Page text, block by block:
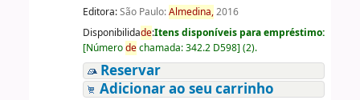
Editora:São Paulo:Almedina,2016
Disponibilidade:Itens disponíveis para empréstimo:
[Númerodechamada:342.2 D598] (2).
Reservar
Adicionar ao seu carrinho